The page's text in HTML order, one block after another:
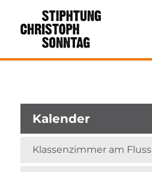
Kalender
Klassenzimmer am Fluss